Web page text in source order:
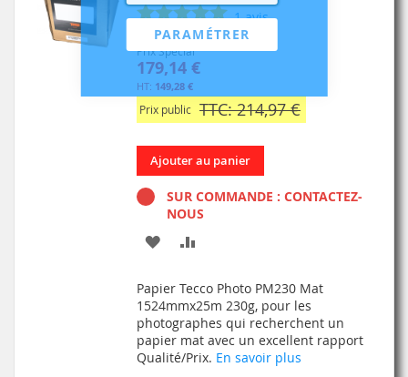
PARAMÉTRER
1avis
Prix Spécial
179,14 €
149,28 €
Prix public TTC: 214,97 €
Ajouter au panier
SUR COMMANDE : CONTACTEZ-
NOUS
AJOUTER
MA
LISTE
D’ENVIE
COMPARATEUR
Papier Tecco Photo PM230 Mat
1524mmx25m 230g, pour les
photographes qui recherchent un
papier mat avec un excellent rapport
Qualité/Prix. En savoir plus